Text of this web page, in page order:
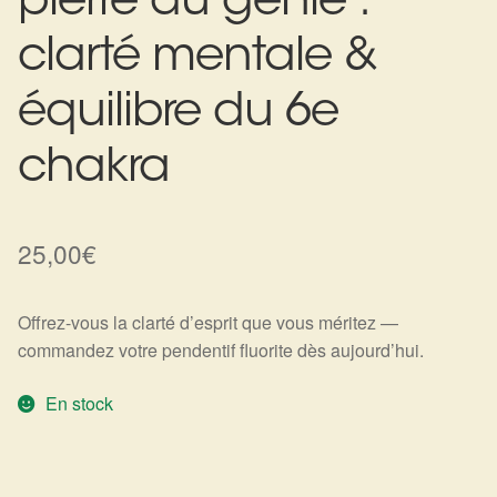
Harmonisation de l’être
Harmonisation des lieux
Soin beauté
Encens
Déco
clarté mentale &
équilibre du 6e
chakra
25,00€
Offrez-vous la clarté d’esprit que vous méritez —
commandez votre pendentif fluorite dès aujourd’hui.
En stock